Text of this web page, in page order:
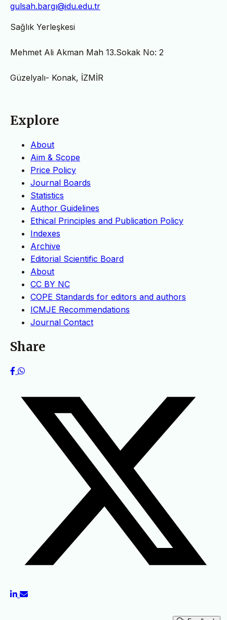
gulsah.bargı@idu.edu.tr
Sağlık Yerleşkesi
Mehmet Ali Akman Mah 13.Sokak No: 2
Güzelyalı- Konak, İZMİR
Explore
About
Aim & Scope
Price Policy
Journal Boards
Statistics
Author Guidelines
Ethical Principles and Publication Policy
Indexes
Archive
Editorial Scientific Board
About
CC BY NC
COPE Standards for editors and authors
ICMJE Recommendations
Journal Contact
Share